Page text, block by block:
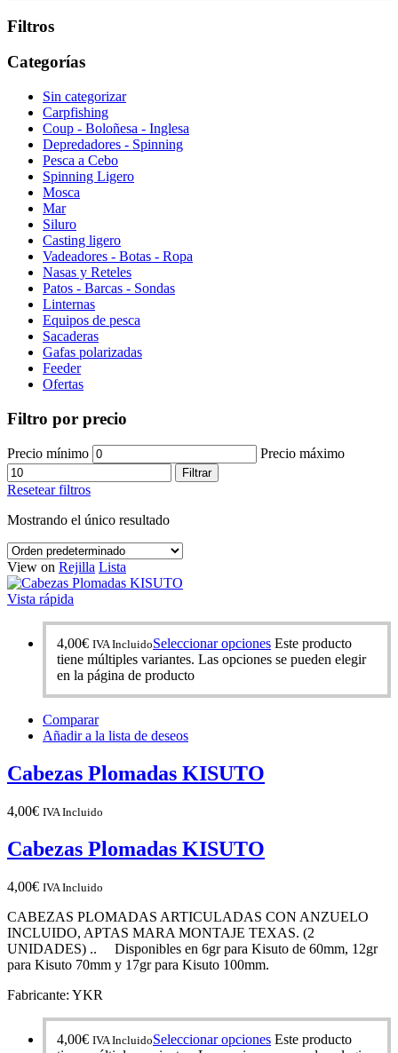
Filtros
Categorías
Sin categorizar
Carpfishing
Coup - Boloñesa - Inglesa
Depredadores - Spinning
Pesca a Cebo
Spinning Ligero
Mosca
Mar
Siluro
Casting ligero
Vadeadores - Botas - Ropa
Nasas y Reteles
Patos - Barcas - Sondas
Linternas
Equipos de pesca
Sacaderas
Gafas polarizadas
Feeder
Ofertas
Filtro por precio
Precio mínimo Precio máximo
Filtrar
Resetear filtros
Mostrando el único resultado
View on Rejilla Lista
Vista rápida
4,00€ IVA IncluidoSeleccionar opciones Este producto
tiene múltiples variantes. Las opciones se pueden elegir
en la página de producto
Comparar
Añadir a la lista de deseos
Cabezas Plomadas KISUTO
4,00€ IVA Incluido
Cabezas Plomadas KISUTO
4,00€ IVA Incluido
CABEZAS PLOMADAS ARTICULADAS CON ANZUELO
INCLUIDO, APTAS MARA MONTAJE TEXAS. (2
UNIDADES) .. Disponibles en 6gr para Kisuto de 60mm, 12gr
para Kisuto 70mm y 17gr para Kisuto 100mm.
Fabricante: YKR
4,00€ IVA IncluidoSeleccionar opciones Este producto